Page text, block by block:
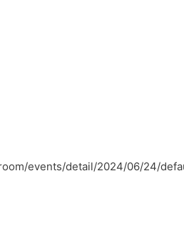
events/detail/2024/06/24/